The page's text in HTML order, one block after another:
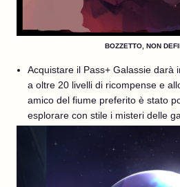
BOZZETTO, NON
Acquistare il Pass+ Galassie darà
a oltre 20 livelli di ricompense e
amico del fiume preferito è stato
esplorare con stile i misteri delle